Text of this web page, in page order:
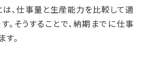
は、仕事量と生産能力を比較して適
。そうすることで、納期までに仕事
。